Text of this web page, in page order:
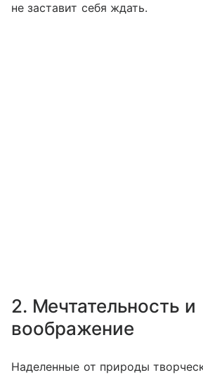
не заставит себя ждать.
2. Мечтательность и
воображение
Наделенные от природы